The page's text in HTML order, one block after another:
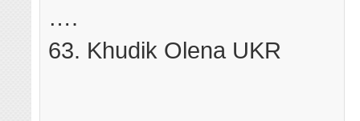
….
63. Khudik Olena UKR